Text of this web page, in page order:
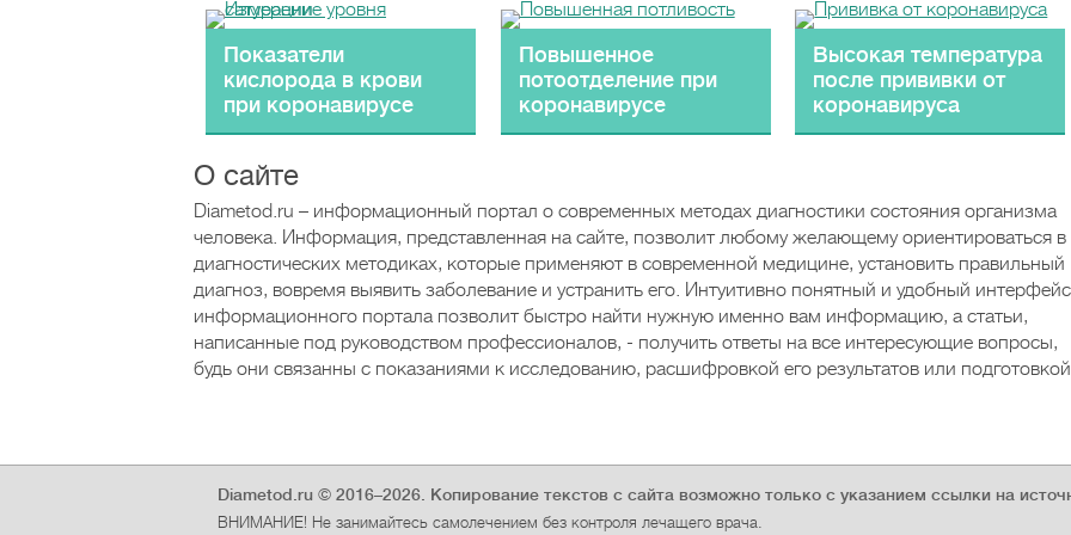
Показатели
кислорода в крови
при коронавирусе
Повышенное
потоотделение при
коронавирусе
Высокая температура
после прививки от
коронавируса
О сайте
Diametod.ru – информационный портал о современных методах диагностики состояния организма
человека. Информация, представленная на сайте, позволит любому желающему ориентироваться в
диагностических методиках, которые применяют в современной медицине, установить правильный
диагноз, вовремя выявить заболевание и устранить его. Интуитивно понятный и удобный интерфейс
информационного портала позволит быстро найти нужную именно вам информацию, а статьи,
написанные под руководством профессионалов, - получить ответы на все интересующие вопросы,
будь они связанны с показаниями к исследованию, расшифровкой его результатов или
Diametod.ru © 2016–2026. Копирование текстов с сайта возможно только с указанием ссылки на
ВНИМАНИЕ! Не занимайтесь самолечением без контроля лечащего врача.